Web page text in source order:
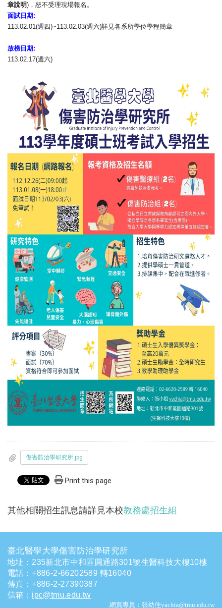
章說明)，恕不受理現場報名。
面試日期:
113.02.01(週四)~113.02.03(週六)詳見各系所學位學程簡章
放榜日期:
113.02.17(週六)
傷害防治學研究所.jpg
Print this page
其他相關招生訊息請詳見本校教務處招生組
臺北醫學大學傷害防治學研究所
地址：235新北市中和區圓通路301號生醫科技大樓10樓
電話 ：+886-2-66202589 轉16040
傳真：+886-2-27390387
信箱 ： ipc@tmu.edu.tw
網頁專員：張幼佳yachia@tmu.edu.tw